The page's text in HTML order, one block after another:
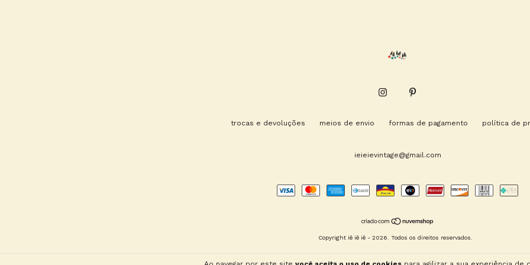
trocas e devoluções meios de envio formas de pagamento política de
ieieievintage@gmail.com
Copyright iê iê iê - 2026. Todos os direitos reservados.